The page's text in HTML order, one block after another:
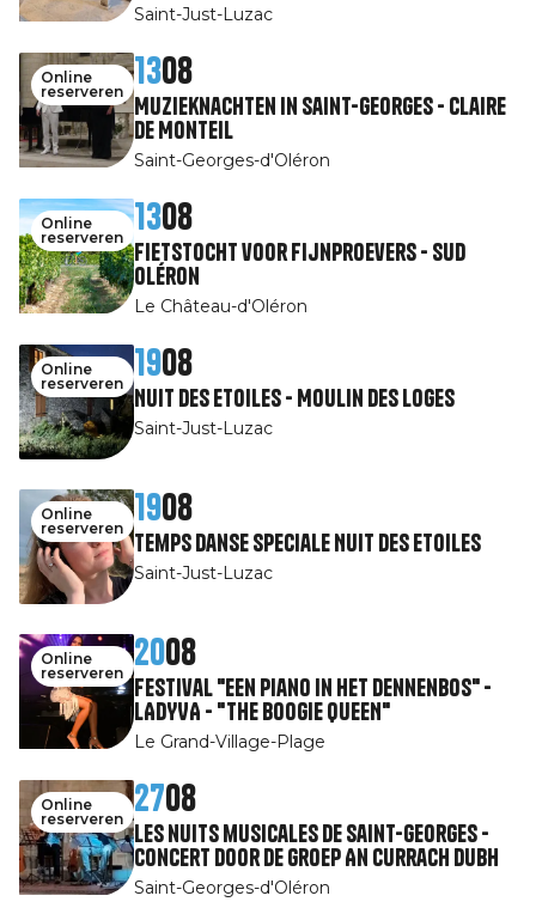
Saint-Just-Luzac
Online
reserveren
1308
Muzieknachten in Saint-Georges - Claire
de Monteil
Saint-Georges-d'Oléron
Online
reserveren
1308
Fietstocht voor fijnproevers - Sud
Oléron
Le Château-d'Oléron
Online
reserveren
1908
Nuit des Etoiles - Moulin des Loges
Saint-Just-Luzac
Online
reserveren
1908
Temps Danse speciale Nuit des Etoiles
Saint-Just-Luzac
Online
reserveren
2008
Festival "Een piano in het dennenbos" -
LADYVA - "THE BOOGIE QUEEN"
Le Grand-Village-Plage
Online
reserveren
2708
Les nuits musicales de Saint-Georges -
Concert door de groep An Currach Dubh
Saint-Georges-d'Oléron